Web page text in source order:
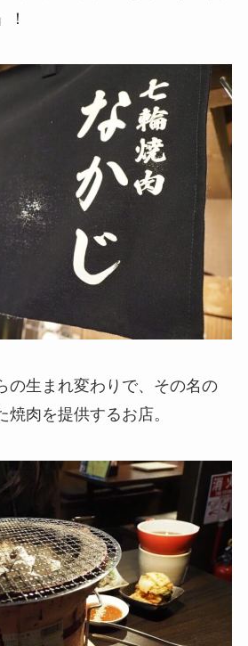
！
の生まれ変わりで、その名の
肉を提供するお店。